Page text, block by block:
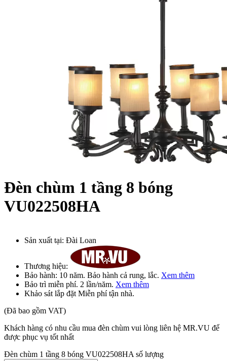
Đèn chùm 1 tầng 8 bóng
VU022508HA
Sản xuất tại: Đài Loan
Thương hiệu:
Bảo hành: 10 năm. Bảo hành cả rung, lắc. Xem thêm
Bảo trì miễn phí. 2 lần/năm. Xem thêm
Khảo sát lắp đặt Miễn phítận nhà.
(Đã bao gồm VAT)
Khách hàng có nhu cầu mua đèn chùm vui lòng liên hệ MR.VU để
được phục vụ tốt nhất
Đèn chùm 1 tầng 8 bóng VU022508HA số lượng